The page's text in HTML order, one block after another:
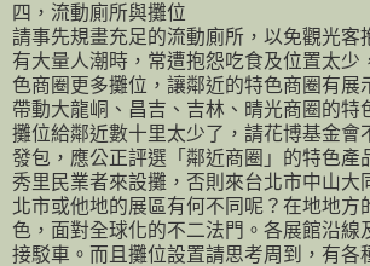
四，流動廁所與攤位
請事先規畫充足的流動廁所，以免觀光客
有大量人潮時，常遭抱怨吃食及位置太少
色商圈更多攤位，讓鄰近的特色商圈有展
帶動大龍峒、昌吉、吉林、晴光商圈的特
攤位給鄰近數十里太少了，請花博基金會
發包，應公正評選「鄰近商圈」的特色產
秀里民業者來設攤，否則來台北市中山大
北市或他地的展區有何不同呢？在地地方
色，面對全球化的不二法門。各展館沿線
接駁車。而且攤位設置請思考周到，有各